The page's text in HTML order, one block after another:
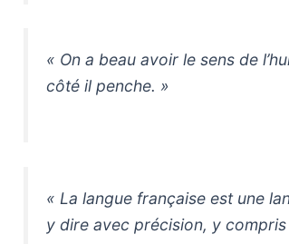
« On a beau avoir le sens de
côté il penche. »
« La langue française est une
y dire avec précision, y compris